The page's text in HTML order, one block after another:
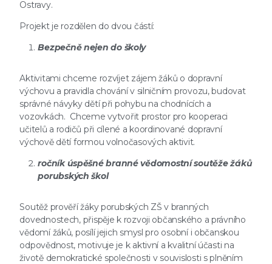
Ostravy.
Projekt je rozdělen do dvou částí:
Bezpečně nejen do školy
Aktivitami chceme rozvíjet zájem žáků o dopravní
výchovu a pravidla chování v silničním provozu, budovat
správné návyky dětí při pohybu na chodnících a
vozovkách. Chceme vytvořit prostor pro kooperaci
učitelů a rodičů při cílené a koordinované dopravní
výchově dětí formou volnočasových aktivit.
ročník úspěšné branné vědomostní soutěže žáků
porubských škol
Soutěž prověří žáky porubských ZŠ v branných
dovednostech, přispěje k rozvoji občanského a právního
vědomí žáků, posílí jejich smysl pro osobní i občanskou
odpovědnost, motivuje je k aktivní a kvalitní účasti na
životě demokratické společnosti v souvislosti s plněním